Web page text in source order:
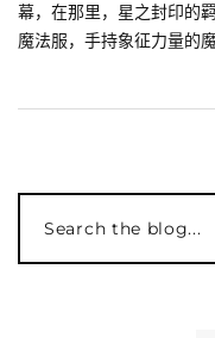
幕，在那里，星之封印的
魔法服，手持象征力量的
Search the blog...